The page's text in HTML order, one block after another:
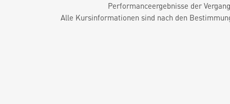
Performanceergebnisse der
Alle Kursinformationen sind nach den